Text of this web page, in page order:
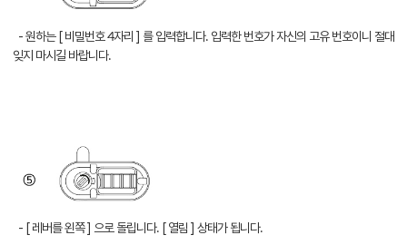
- 원하는 [ 비밀번호 4자리 ] 를 입력합니다. 입력한 번호가 자신의 고유 번호이니 절대
잊지 마시길 바랍니다.
- [ 레버를 왼쪽 ] 으로 돌립니다. [ 열림 ] 상태가 됩니다.